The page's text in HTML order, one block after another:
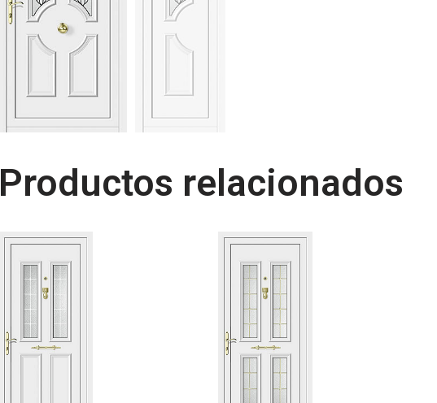
Productos relacionados